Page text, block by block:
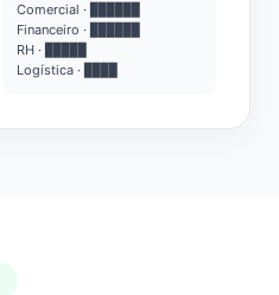
Comercial · ██████
Financeiro · ██████
RH · █████
Logística · ████